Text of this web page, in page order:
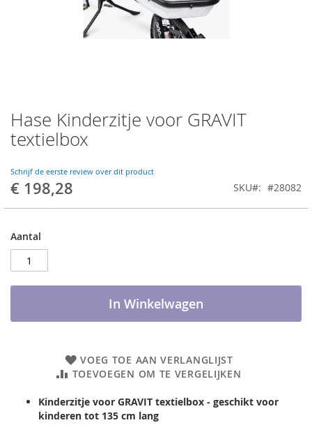
Hase Kinderzitje voor GRAVIT
textielbox
Schrijf de eerste review over dit product
€ 198,28 SKU #28082
Aantal
In Winkelwagen
VOEG TOE AAN VERLANGLIJST
TOEVOEGEN OM TE VERGELIJKEN
Kinderzitje voor GRAVIT textielbox - geschikt voor
kinderen tot 135 cm lang
Ga
naar
het
van
de
afbeeldingen-